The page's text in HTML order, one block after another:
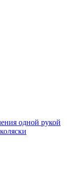
одной рукой